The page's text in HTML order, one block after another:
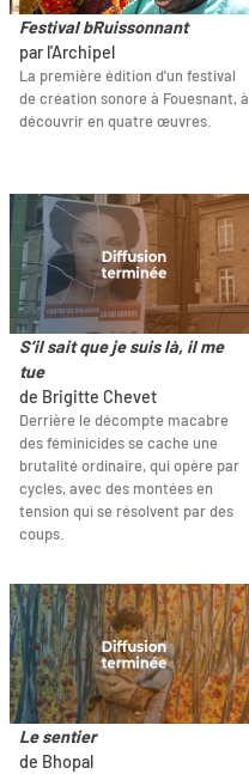
Festival bRuissonnant
par l'Archipel
La première édition d'un festival
de création sonore à Fouesnant, à
découvrir en quatre œuvres.
S’il sait que je suis là, il me
tue
de Brigitte Chevet
Derrière le décompte macabre
des féminicides se cache une
brutalité ordinaire, qui opère par
cycles, avec des montées en
tension qui se résolvent par des
coups.
Le sentier
de Bhopal